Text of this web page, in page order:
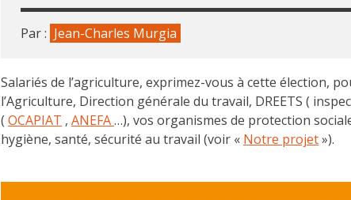
Par : Jean-Charles Murgia
Salariés de l’agriculture, exprimez-vous à cette élection,
l’Agriculture, Direction générale du travail, DREETS (
( OCAPIAT , ANEFA…), vos organismes de protection
hygiène, santé, sécurité au travail (voir « Notre projet»).